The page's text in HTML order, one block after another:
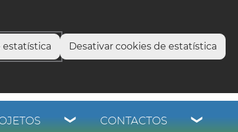
estatística Desativar cookies de estatística
CONTACTOS